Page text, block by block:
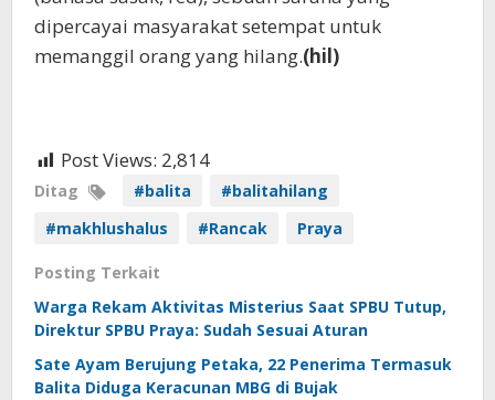
dipercayai masyarakat setempat untuk
memanggil orang yang hilang.(hil)
Post Views: 2,814
Ditag #balita
#balitahilang
#makhlushalus
#Rancak Praya
Posting Terkait
Warga Rekam Aktivitas Misterius Saat SPBU Tutup,
Direktur SPBU Praya: Sudah Sesuai Aturan
Sate Ayam Berujung Petaka, 22 Penerima Termasuk
Balita Diduga Keracunan MBG di Bujak